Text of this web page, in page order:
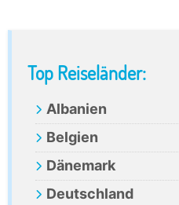
Primary
Sidebar
Top Reiseländer:
Albanien
Belgien
Dänemark
Deutschland